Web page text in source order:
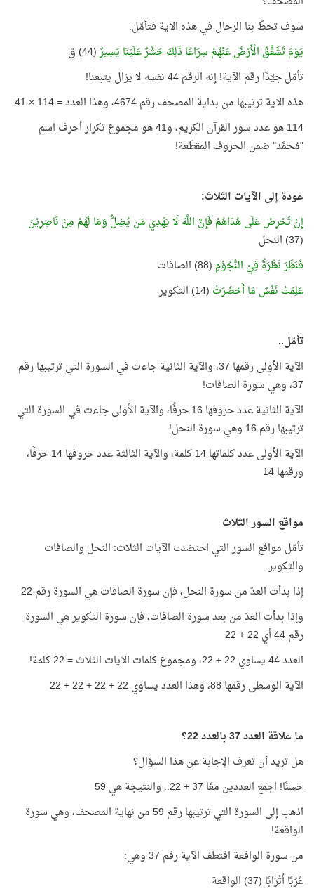
سوف تحطّ بنا الرحال في هذه الآية فتأمّل:
يَوْمَ تَشَقَّقُ الْأَرْضُ عَنْهُمْ سِرَاعًا ذَلِكَ حَشْرٌ عَلَيْنَا يَسِيرٌ(44) ق
تأمّل جيّدًا رقم الآية! إنه الرقم 44 نفسه لا يزال يتبعنا!
هذه الآية ترتيبها من بداية المصحف رقم 4674، وهذا العدد = 114 × 41
114 هو عدد سور القرآن الكريم، و41 هو مجموع تكرار أحرف اسم
"مُحمَّد" ضمن الحروف المقطّعة!
عودة إلى الآيات الثلاث:
إِنْ تَحْرِصْ عَلَى هُدَاهُمْ فَإِنَّ اللَّهَ لَا يَهْدِي مَن يُضِلُّ وَمَا لَهُمْ مِنْ نَاصِرِيْنَ
(37) النحل
فَنَظَرَ نَظْرَةً فِيْ النُّجُوْمِ (88) الصافات
عَلِمَتْ نَفْسٌ مَا أَحْضَرَتْ (14) التكوير
تأمّل..
الآية الأولى رقمها 37، والآية الثانية جاءت في السورة التي ترتيبها رقم
37، وهي سورة الصافات!
الآية الثانية عدد حروفها 16 حرفًا، والآية الأولى جاءت في السورة التي
ترتيبها رقم 16 وهي سورة النحل!
الآية الأولى عدد كلماتها 14 كلمة، والآية الثالثة عدد حروفها 14 حرفًا،
ورقمها 14
مواقع السور الثلاث
تأمّل مواقع السور التي احتضنت الآيات الثلاث: النحل والصافات
والتكوير.
إذا بدأت العدّ من سورة النحل، فإن سورة الصافات هي السورة رقم 22
وإذا بدأت العدّ من بعد سورة الصافات، فإن سورة التكوير هي السورة
رقم 44 أي 22 + 22
العدد 44 يساوي 22 + 22، ومجموع كلمات الآيات الثلاث = 22 كلمة!
الآية الوسطى رقمها 88، وهذا العدد يساوي 22 + 22 + 22 + 22
ما علاقة العدد 37 بالعدد 22؟
هل تريد أن تعرف الإجابة عن هذا السؤال؟
حسنًا! اجمع العددين معًا 37 + 22.. والنتيجة هي 59
اذهب إلى السورة التي ترتيبها رقم 59 من نهاية المصحف، وهي سورة
الواقعة!
من سورة الواقعة اقتطف الآية رقم 37 وهي:
عُرُبًا أَتْرَابًا (37) الواقعة